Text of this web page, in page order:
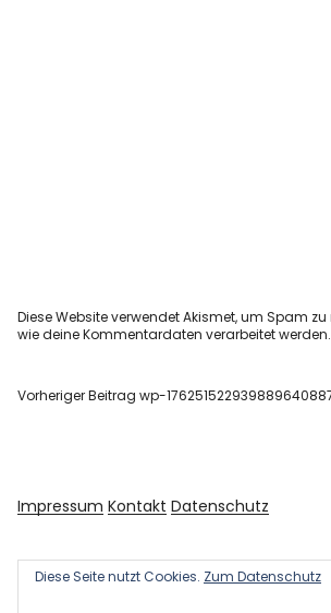
Diese Website verwendet Akismet, um Spam
wie deine Kommentardaten verarbeitet werden.
Vorheriger Beitrag wp-
Impressum Kontakt Datenschutz
Diese Seite nutzt Cookies. Zum Datenschutz